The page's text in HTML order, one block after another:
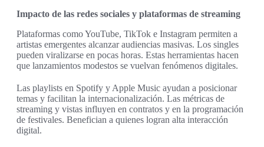
Impacto de las redes sociales y plataformas de streaming
Plataformas como YouTube, TikTok e Instagram permiten a
artistas emergentes alcanzar audiencias masivas. Los singles
pueden viralizarse en pocas horas. Estas herramientas hacen
que lanzamientos modestos se vuelvan fenómenos digitales.
Las playlists en Spotify y Apple Music ayudan a posicionar
temas y facilitan la internacionalización. Las métricas de
streaming y vistas influyen en contratos y en la programación
de festivales. Benefician a quienes logran alta interacción
digital.